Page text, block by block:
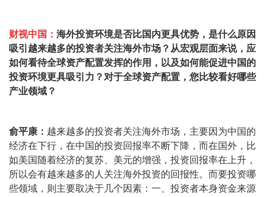
财视中国： 海外投资环境是否比国内更具优势，是什么原因
吸引越来越多的投资者关注海外市场？从宏观层面来说，应
如何看待全球资产配置发挥的作用，以及如何能促进中国的
投资环境更具吸引力？对于全球资产配置，您比较看好哪些
产业领域？
俞平康： 越来越多的投资者关注海外市场，主要因为中国的
经济在下行，在中国的投资回报率不断下降，而在国外，比
如美国随着经济的复苏、美元的增强，投资回报率在上升，
所以会有越来越多的人关注海外投资的回报性。而要投资哪
些领域，则主要取决于几个因素：一、投资者本身资金来源